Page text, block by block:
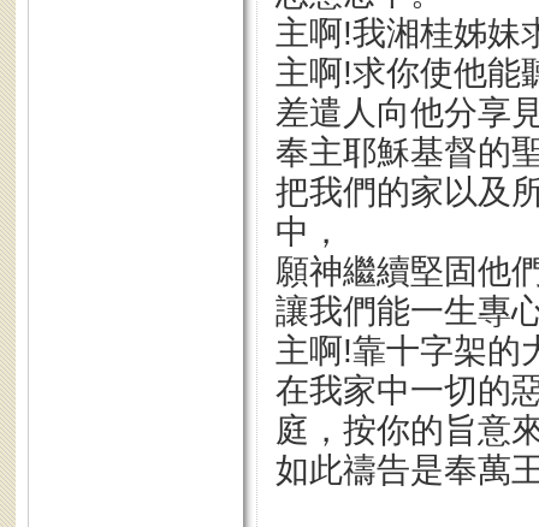
主啊!我湘桂姊妹
主啊!求你使他能
差遣人向他分享
奉主耶穌基督的
把我們的家以及
中，
願神繼續堅固他
讓我們能一生專
主啊!靠十字架的
在我家中一切的
庭，按你的旨意
如此禱告是奉萬